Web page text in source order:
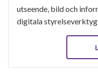
utseende, bild och
digitala styrelseverktyg